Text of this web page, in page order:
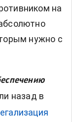
на
нужно с
назад в